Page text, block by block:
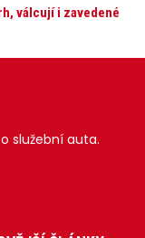
válcují i zavedené
služební auta.